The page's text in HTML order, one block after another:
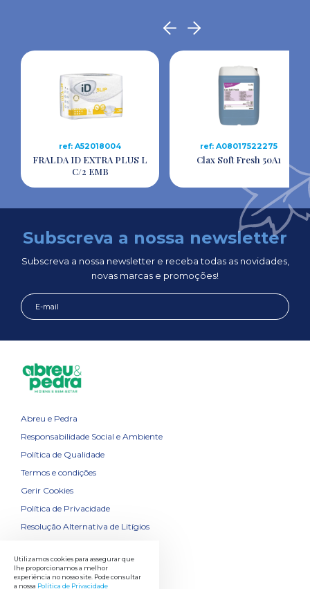
ref: A52018004
FRALDA ID EXTRA PLUS L
C/2 EMB
ref: A08017522275
Clax Soft Fresh 50A1
Subscreva a nossa newsletter
Subscreva a nossa newsletter e receba todas as novidades,
novas marcas e promoções!
Abreu e Pedra
Responsabilidade Social e Ambiente
Política de Qualidade
Termos e condições
Gerir Cookies
Política de Privacidade
Resolução Alternativa de Litígios
Utilizamos cookies para assegurar que
lhe proporcionamos a melhor
experiência no nosso site. Pode consultar
a nossa Política de Privacidade